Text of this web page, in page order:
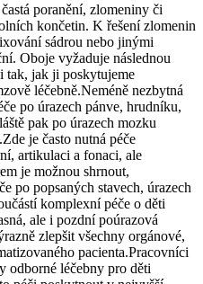
poranění, zlomeniny či
končetin. K řešení zlomenin
sádrou nebo jinými
Oboje vyžaduje následnou
tak, jak ji poskytujeme
léčebně.Neméně nezbytná
po úrazech pánve, hrudníku,
pak po úrazech mozku
je často nutná péče
artikulaci a fonaci, ale
je možnou shrnout,
po popsaných stavech, úrazech
komplexní péče o děti
ale i pozdní poúrazová
zlepšit všechny orgánové,
pacienta.Pracovníci
odborné léčebny pro děti